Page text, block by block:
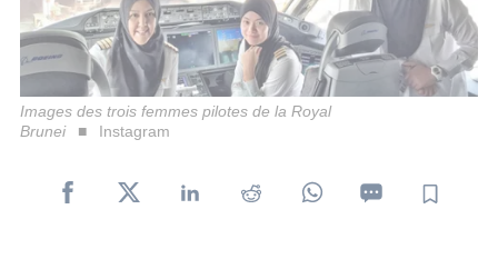
Images des trois femmes pilotes de la Royal
Brunei
Instagram